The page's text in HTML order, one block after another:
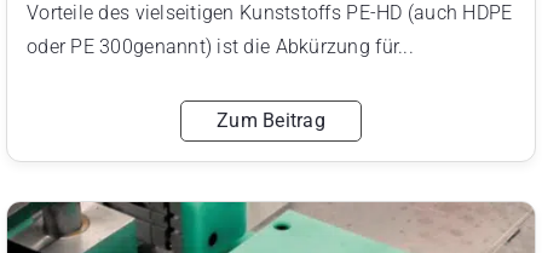
Vorteile des vielseitigen Kunststoffs PE-HD (auch HDPE
oder PE 300genannt) ist die Abkürzung für...
Zum Beitrag